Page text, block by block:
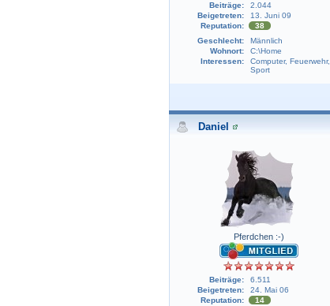
Beiträge:
2.044
Beigetreten:
13. Juni 09
Reputation:
38
Geschlecht:
Männlich
Wohnort:
C:\Home
Interessen:
Computer, Feuerwehr,
Sport
Daniel
Pferdchen :-)
Beiträge:
6.511
Beigetreten:
24. Mai 06
Reputation:
14